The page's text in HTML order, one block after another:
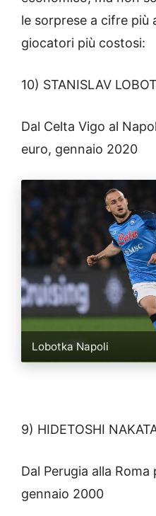
le sorprese a cifre più
giocatori più costosi:
10) STANISLAV
Dal Celta Vigo al
euro, gennaio 2020
Lobotka Napoli
9) HIDETOSHI
Dal Perugia alla
gennaio 2000